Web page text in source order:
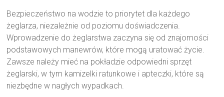
Bezpieczeństwo na wodzie to priorytet dla każdego
żeglarza, niezależnie od poziomu doświadczenia.
Wprowadzenie do żeglarstwa zaczyna się od znajomości
podstawowych manewrów, które mogą uratować życie.
Zawsze należy mieć na pokładzie odpowiedni sprzęt
żeglarski, w tym kamizelki ratunkowe i apteczki, które są
niezbędne w nagłych wypadkach.